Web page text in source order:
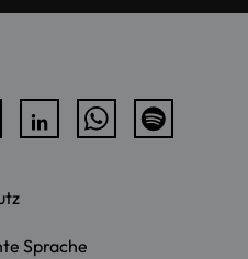
Sprache